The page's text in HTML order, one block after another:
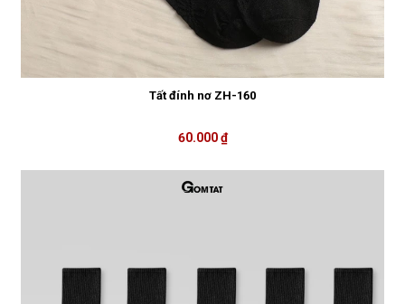
Tất đính nơ ZH-160
60.000 ₫